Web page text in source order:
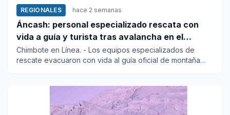
REGIONALES hace 2 semanas
Áncash: personal especializado rescata con
vida a guía y turista tras avalancha en el
nevado Huascarán
Chimbote en Línea. - Los equipos especializados de
rescate evacuaron con vida al guía oficial de montaña